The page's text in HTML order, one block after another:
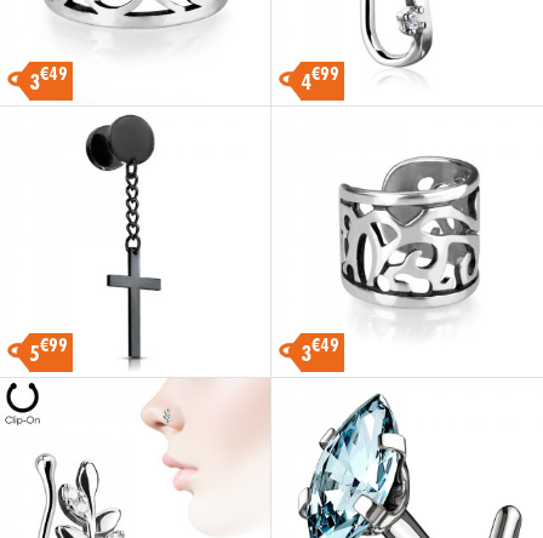
3€49 4€99
5€99 3€49